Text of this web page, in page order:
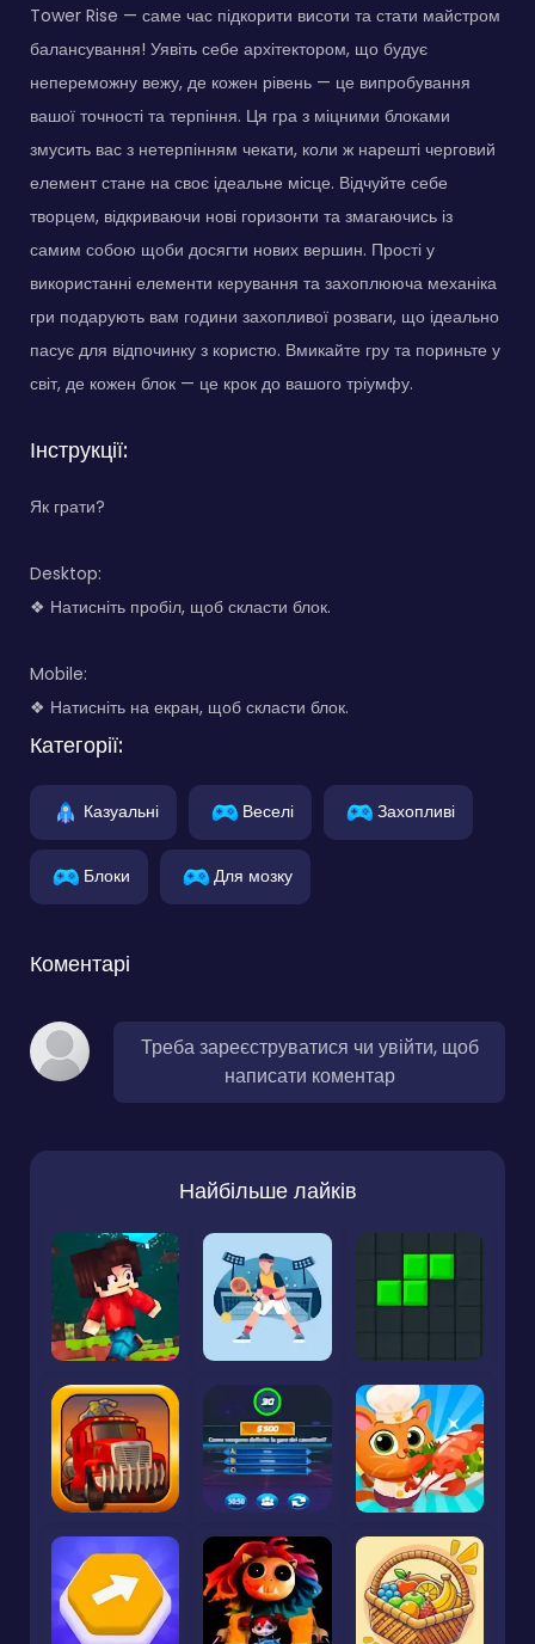
Tower Rise — саме час підкорити висоти та стати майстром
балансування! Уявіть себе архітектором, що будує
непереможну вежу, де кожен рівень — це випробування
вашої точності та терпіння. Ця гра з міцними блоками
змусить вас з нетерпінням чекати, коли ж нарешті черговий
елемент стане на своє ідеальне місце. Відчуйте себе
творцем, відкриваючи нові горизонти та змагаючись із
самим собою щоби досягти нових вершин. Прості у
використанні елементи керування та захоплююча механіка
гри подарують вам години захопливої розваги, що ідеально
пасує для відпочинку з користю. Вмикайте гру та пориньте у
світ, де кожен блок — це крок до вашого тріумфу.
Інструкції:
Як грати?
Desktop:
❖ Натисніть пробіл, щоб скласти блок.
Mobile:
❖ Натисніть на екран, щоб скласти блок.
Категорії:
Казуальні Веселі Захопливі
Блоки Для мозку
Коментарі
Треба зареєструватися чи увійти, щоб
написати коментар
Найбільше лайків